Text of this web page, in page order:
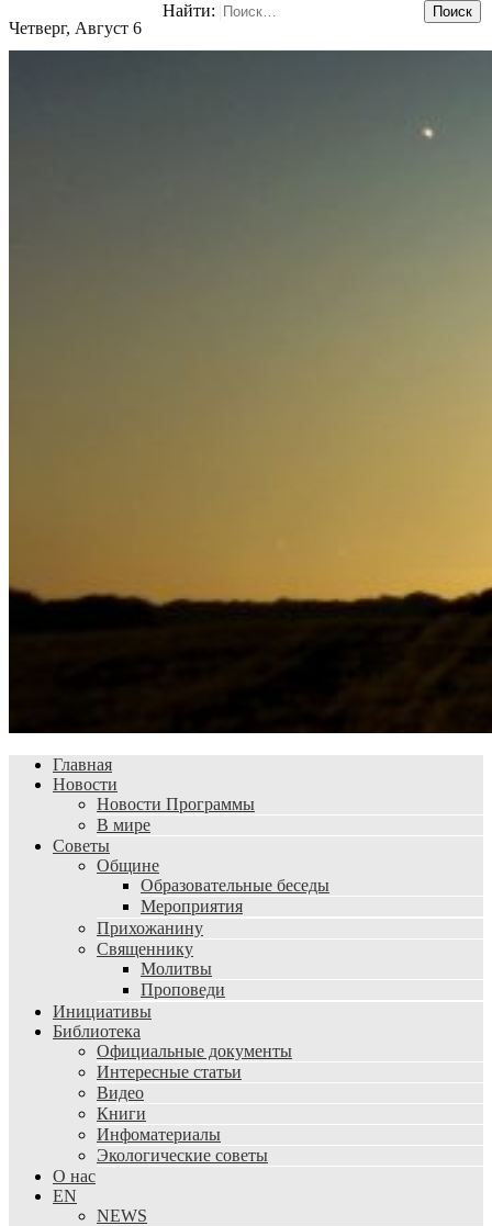
Четверг, Август 6
Найти:
Главная
Новости
Новости Программы
В мире
Советы
Общине
Образовательные беседы
Мероприятия
Прихожанину
Священнику
Молитвы
Проповеди
Инициативы
Библиотека
Официальные документы
Интересные статьи
Видео
Книги
Инфоматериалы
Экологические советы
О нас
EN
NEWS